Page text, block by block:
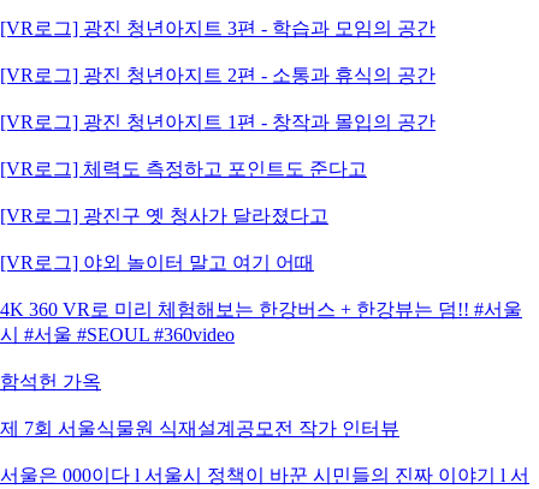
[VR로그] 광진 청년아지트 3편 - 학습과 모임의 공간
[VR로그] 광진 청년아지트 2편 - 소통과 휴식의 공간
[VR로그] 광진 청년아지트 1편 - 창작과 몰입의 공간
[VR로그] 체력도 측정하고 포인트도 준다고
[VR로그] 광진구 옛 청사가 달라졌다고
[VR로그] 야외 놀이터 말고 여기 어때
4K 360 VR로 미리 체험해보는 한강버스 + 한강뷰는 덤!! #서울
시 #서울 #SEOUL #360video
함석헌 가옥
제 7회 서울식물원 식재설계공모전 작가 인터뷰
서울은 000이다 l 서울시 정책이 바꾼 시민들의 진짜 이야기 l 서